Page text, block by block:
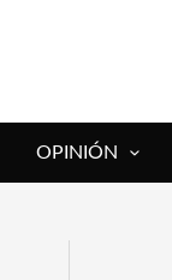
OPINIÓN